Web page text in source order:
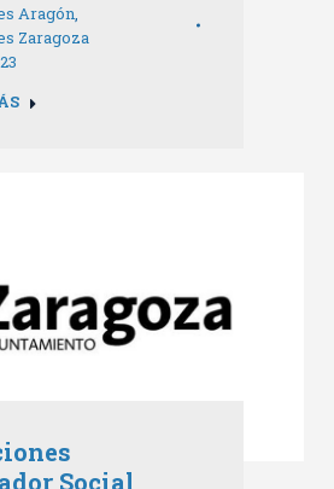
Aragón,
Zaragoza
Social